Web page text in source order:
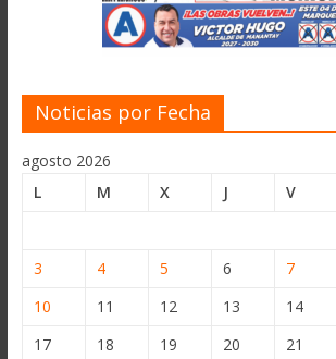
Noticias por Fecha
agosto 2026
L
M X J V
3
4 5 6 7
10
11 12 13 14
17
18 19 20 21